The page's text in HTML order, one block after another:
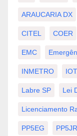
ARAUCARIA DX
CITEL COER
EMC
INMETRO
Labre SP Lei
Licenciamento
PP5EG PP5JR